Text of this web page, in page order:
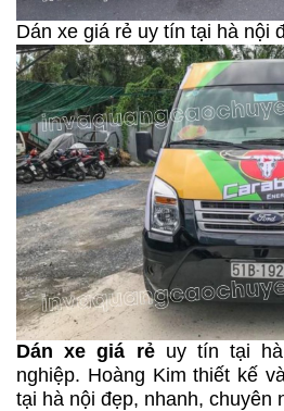
Dán xe giá rẻ uy tín tại hà nội
Dán xe giá rẻuy tín tại hà
nghiệp. Hoàng Kim thiết kế
tại hà nội đẹp, nhanh, chuyên